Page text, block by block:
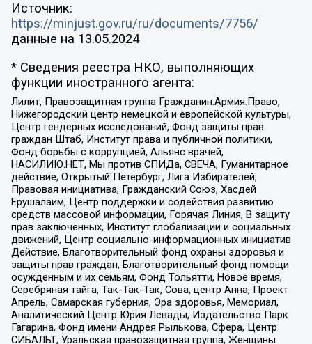
Источник:
https://minjust.gov.ru/ru/documents/7756/
данные на 13.05.2024
* Сведения реестра НКО, выполняющих
функции иностранного агента:
Лилит, Правозащитная группа Гражданин.Армия.Право,
Нижегородский центр немецкой и европейской культуры,
Центр гендерных исследований, Фонд защиты прав
граждан Штаб, Институт права и публичной политики,
Фонд борьбы с коррупцией, Альянс врачей,
НАСИЛИЮ.НЕТ, Мы против СПИДа, СВЕЧА, Гуманитарное
действие, Открытый Петербург, Лига Избирателей,
Правовая инициатива, Гражданский Союз, Хасдей
Ерушалаим, Центр поддержки и содействия развитию
средств массовой информации, Горячая Линия, В защиту
прав заключенных, Институт глобализации и социальных
движений, Центр социально-информационных инициатив
Действие, Благотворительный фонд охраны здоровья и
защиты прав граждан, Благотворительный фонд помощи
осужденным и их семьям, Фонд Тольятти, Новое время,
Серебряная тайга, Так-Так-Так, Сова, центр Анна, Проект
Апрель, Самарская губерния, Эра здоровья, Мемориал,
Аналитический Центр Юрия Левады, Издательство Парк
Гагарина, Фонд имени Андрея Рылькова, Сфера, Центр
СИБАЛЬТ, Уральская правозащитная группа, Женщины